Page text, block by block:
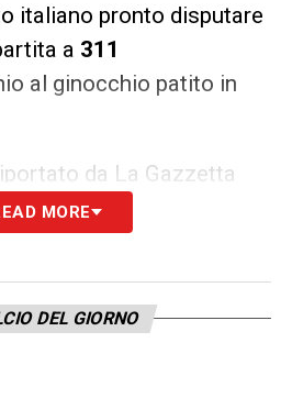
italiano pronto disputare
a 311
al ginocchio patito in
da La Gazzetta
scenderà in campo nella
dei giallorossi di
ilMontecatini. E lo farà da
4-2-3-1 diJosé
MORE
DEL GIORNO